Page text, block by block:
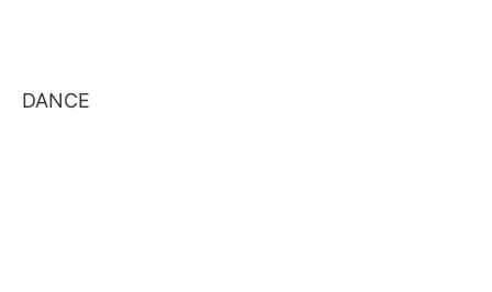
DANCE